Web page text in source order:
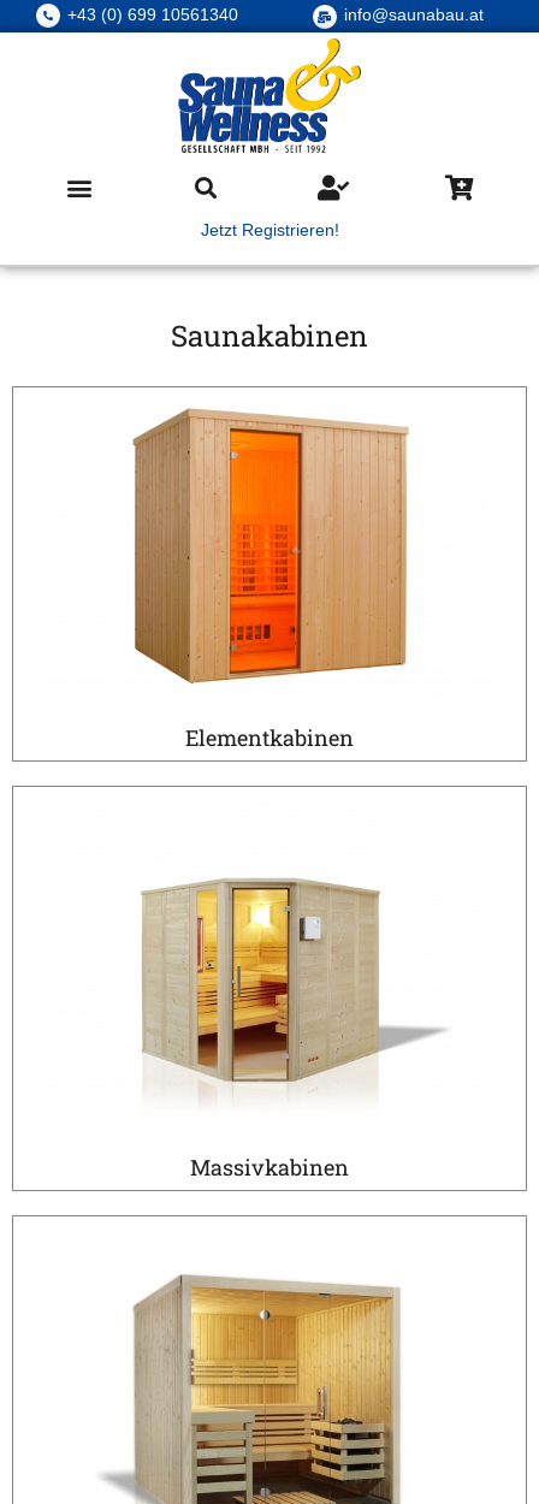
+43 (0) 699 10561340 info@saunabau.at
Jetzt Registrieren!
Saunakabinen
Elementkabinen
Massivkabinen